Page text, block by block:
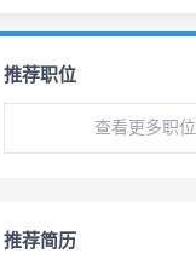
推荐职位
查看更多职位
推荐简历